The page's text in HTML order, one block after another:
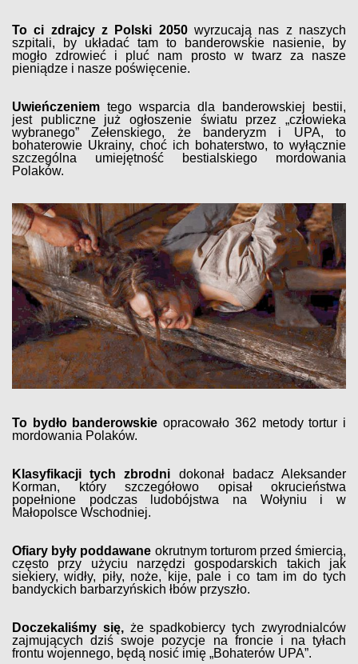
To ci zdrajcy z Polski 2050 wyrzucają nas z naszych
szpitali, by układać tam to banderowskie nasienie, by
mogło zdrowieć i pluć nam prosto w twarz za nasze
pieniądze i nasze poświęcenie.
Uwieńczeniem tego wsparcia dla banderowskiej bestii,
jest publiczne już ogłoszenie światu przez „człowieka
wybranego” Zełenskiego, że banderyzm i UPA, to
bohaterowie Ukrainy, choć ich bohaterstwo, to wyłącznie
szczególna umiejętność bestialskiego mordowania
Polaków.
To bydło banderowskie opracowało 362 metody tortur i
mordowania Polaków.
Klasyfikacji tych zbrodni dokonał badacz Aleksander
Korman, który szczegółowo opisał okrucieństwa
popełnione podczas ludobójstwa na Wołyniu i w
Małopolsce Wschodniej.
Ofiary były poddawane okrutnym torturom przed śmiercią,
często przy użyciu narzędzi gospodarskich takich jak
siekiery, widły, piły, noże, kije, pale i co tam im do tych
bandyckich barbarzyńskich łbów przyszło.
Doczekaliśmy się,że spadkobiercy tych zwyrodnialców
zajmujących dziś swoje pozycje na froncie i na tyłach
frontu wojennego, będą nosić imię „Bohaterów UPA”.